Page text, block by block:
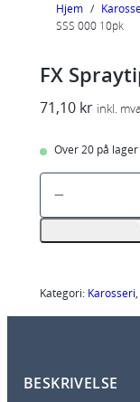
Hjem /
SSS 000 10pk
FX
71,10 kr inkl. mva
Over 20 på lager
F
a
y
p
Kategori: Karosseri,
BESKRIVELSE